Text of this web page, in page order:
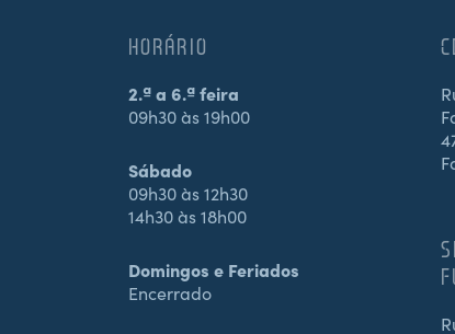
HORÁRIO
2.ª a 6.ª feira
09h30 às 19h00
Sábado
09h30 às 12h30
14h30 às 18h00
Domingos e Feriados
Encerrado